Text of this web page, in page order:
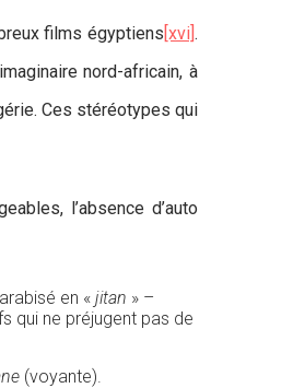
films égyptiens[xvi] .
nord-africain, à
Ces stéréotypes qui
l’absence d’auto
en « jitan » –
qui ne préjugent pas de
(voyante).